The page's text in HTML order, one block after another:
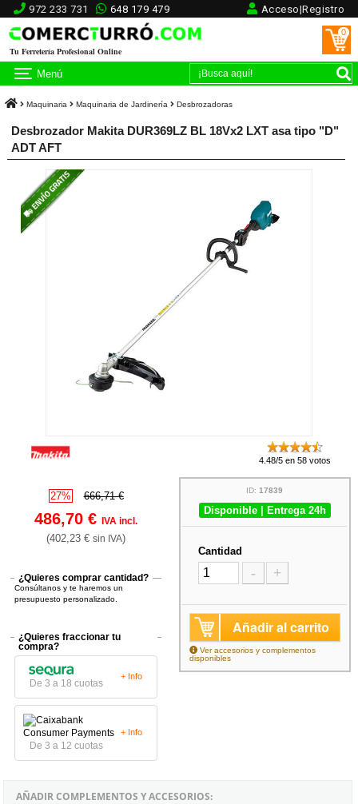
972 233 731 648 179 479 Acceso|Registro
Tu Ferretería Profesional Online
0
Menú
Maquinaria Maquinaria de Jardinería Desbrozadoras
Desbrozador Makita DUR369LZ BL 18Vx2 LXT asa tipo "D"
ADT AFT
4.48/5 en 58 votos
27% 666,71 €
486,70 €IVA incl.
(402,23 €sin IVA)
¿Quieres comprar cantidad?
Consúltanos y te haremos un
presupuesto personalizado.
¿Quieres fraccionar tu
compra?
De 3 a 18 cuotas
+ Info
De 3 a 12 cuotas
+ Info
ID:17839
Disponible | Entrega 24h
Cantidad
- +
Añadir al carrito
Ver accesorios y complementos
disponibles
AÑADIR COMPLEMENTOS Y ACCESORIOS: